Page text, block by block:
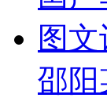
邵阳